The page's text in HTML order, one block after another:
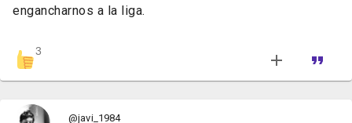
engancharnos a la liga.
3
@javi_1984